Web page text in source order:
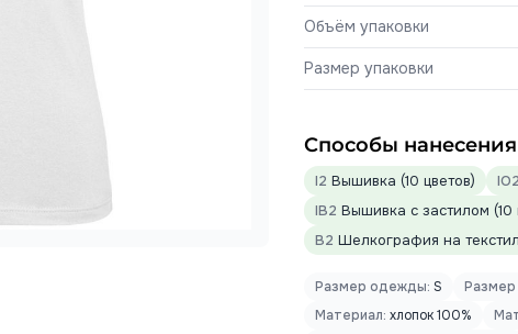
Объём упаковки
Размер упаковки
Способы нанесения
I2 Вышивка (10 цветов) IO2
IB2 Вышивка с застилом (10
B2 Шелкография на
Размер одежды: S
Материал: хлопок 100%